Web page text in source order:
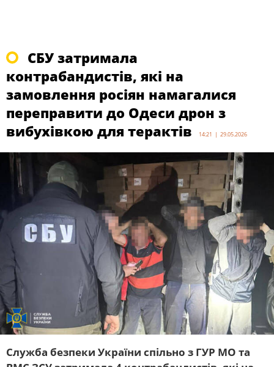
СБУ затримала
контрабандистів, які на
замовлення росіян намагалися
переправити до Одеси дрон з
вибухівкою для терактів
14:21 | 29.05.2026
Служба безпеки України спільно з ГУР МО та